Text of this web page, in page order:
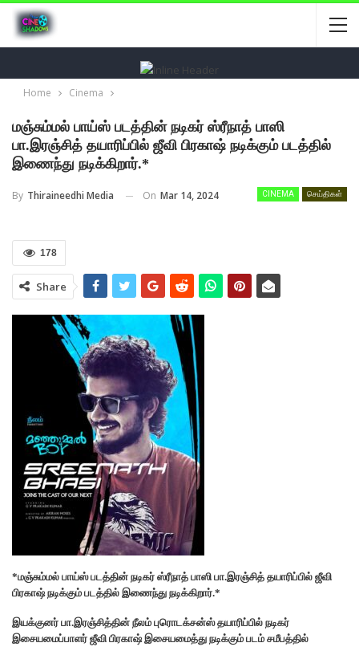
Home Cinema
மஞ்சும்மல் பாய்ஸ் படத்தின் நடிகர் ஸ்ரீநாத் பாஸி
பா.இரஞ்சித் தயாரிப்பில் ஜீவி பிரகாஷ் நடிக்கும் படத்தில்
இணைந்து நடிக்கிறார்.*
CINEMA செய்திகள்
By Thiraineedhi Media On Mar 14, 2024
178
Share
*மஞ்சும்மல் பாய்ஸ் படத்தின் நடிகர் ஸ்ரீநாத் பாஸி பா.இரஞ்சித் தயாரிப்பில் ஜீவி
பிரகாஷ் நடிக்கும் படத்தில் இணைந்து நடிக்கிறார்.*
இயக்குனர் பா.இரஞ்சித்தின் நீலம் புரொடக்சன்ஸ் தயாரிப்பில் நடிகர்
இசையமைப்பாளர் ஜீவி பிரகாஷ் இசையமைத்து நடிக்கும் படம் சமீபத்தில்